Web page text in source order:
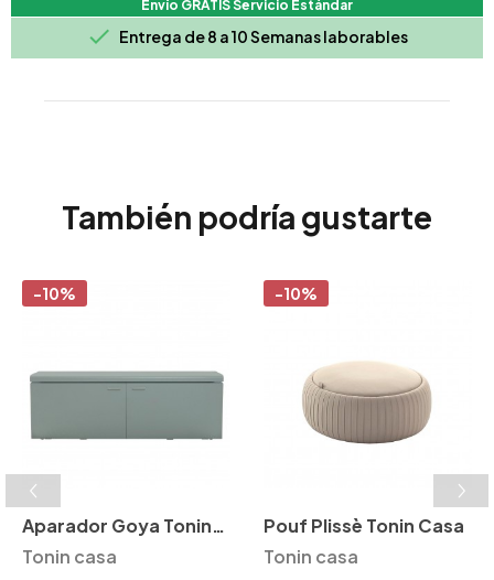
Envío GRATIS Servicio Estándar
 Entrega de 8 a 10 Semanas laborables
También podría gustarte
-10%
Aparador Goya Tonin
Casa
Tonin casa
-10%
Pouf Plissè Tonin Casa
Tonin casa